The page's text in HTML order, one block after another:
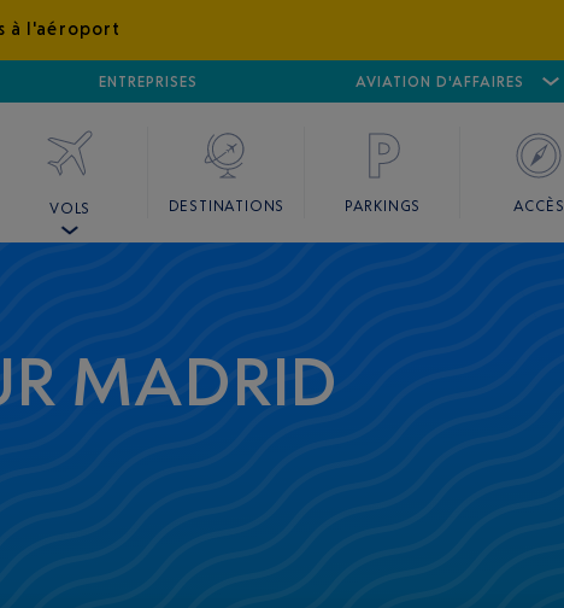
à l'aéroport
ENTREPRISES AVIATION D'AFFAIRES
AÉROPORT CANNES MANDELIEU
VOLS DESTINATIONS PARKINGS ACCÈS
MADRID